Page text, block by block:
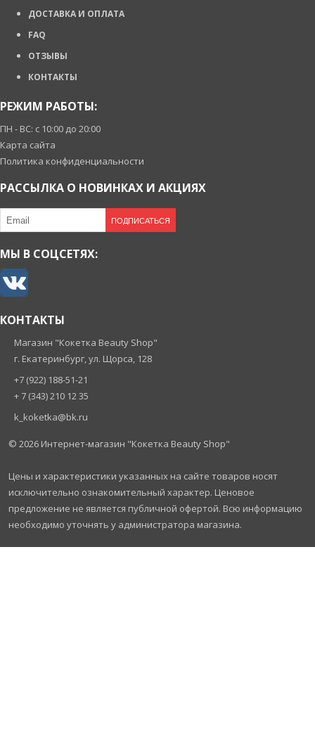
ДОСТАВКА И ОПЛАТА
FAQ
ОТЗЫВЫ
КОНТАКТЫ
РЕЖИМ РАБОТЫ:
ПН - ВС: с 10:00 до 20:00
Карта сайта
Политика конфиденциальности
РАССЫЛКА О НОВИНКАХ И АКЦИЯХ
ПОДПИСАТЬСЯ
МЫ В СОЦСЕТЯХ:
КОНТАКТЫ
Магазин "Кокетка Beauty Shop"
г. Екатеринбург, ул. Щорса, 128
+7 (922) 188-51-21
+ 7 (343) 210 12 35
k_koketka@bk.ru
© 2026 Интернет-магазин "Кокетка Beauty Shop"
Цены и характеристики указанных на сайте товаров носят
исключительно ознакомительный характер. Ценовое
предложение не является публичной офертой. Всю информацию
необходимо уточнять у администратора магазина.